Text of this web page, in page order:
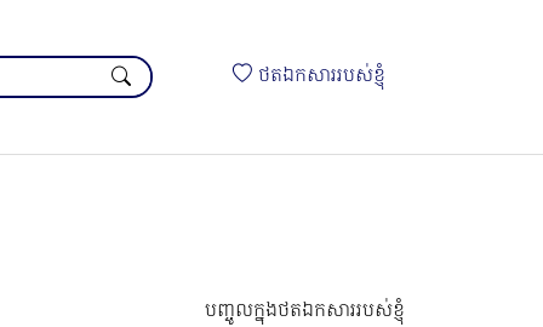
ថតឯកសាររបស់ខ្ញុំ
បញ្ចូលក្នុងថតឯកសាររបស់ខ្ញុំ